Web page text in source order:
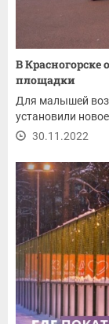
В
площадки
Для малышей
установили
30.11.2022